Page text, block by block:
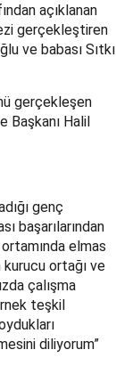
açıklanan
gerçekleştiren
ve babası Sıtkı
gerçekleşen
Başkanı Halil
genç
başarılarından
elmas
ortağı ve
çalışma
teşkil
diliyorum”